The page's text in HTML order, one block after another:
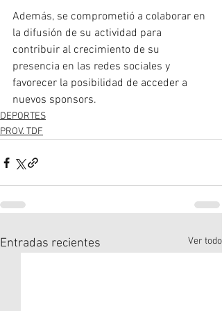
Además, se comprometió a colaborar en
la difusión de su actividad para
contribuir al crecimiento de su
presencia en las redes sociales y
favorecer la posibilidad de acceder a
nuevos sponsors.
DEPORTES
PROV. TDF
Entradas recientes Ver todo